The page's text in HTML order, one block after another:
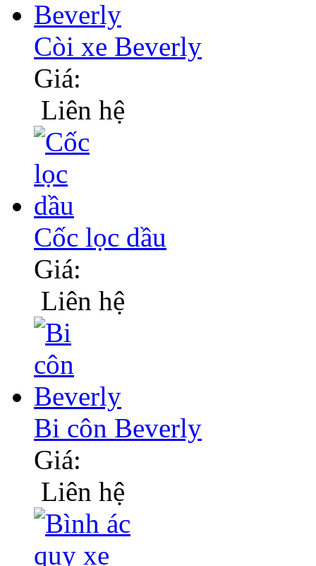
Còi xe Beverly
Giá:
Liên hệ
Cốc lọc dầu
Giá:
Liên hệ
Bi côn Beverly
Giá:
Liên hệ